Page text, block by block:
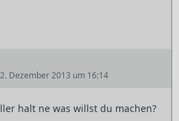
Dezember 2013 um 16:14
halt ne was willst du machen?